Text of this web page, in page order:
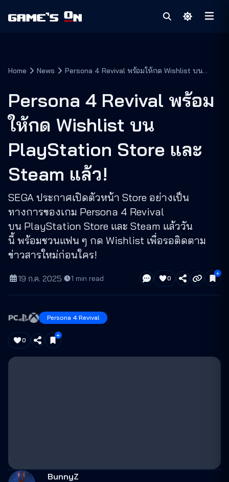
Home News
Persona 4 Revival พร้อมให้กด Wishlist บน
Persona 4 Revival พร้อม
ให้กด Wishlist บน
PlayStation Store และ
Steam แล้ว!
SEGA ประกาศเปิดตัวหน้า Store อย่างเป็น
ทางการของเกม Persona 4 Revival
บน PlayStation Store และ Steam แล้ววัน
นี้ พร้อมชวนแฟน ๆ กด Wishlist เพื่อรอติดตาม
ข่าวสารใหม่ก่อนใคร!
19 ก.ค. 2025· 1 min read 0
Persona 4 Revival
0
BunnyZ